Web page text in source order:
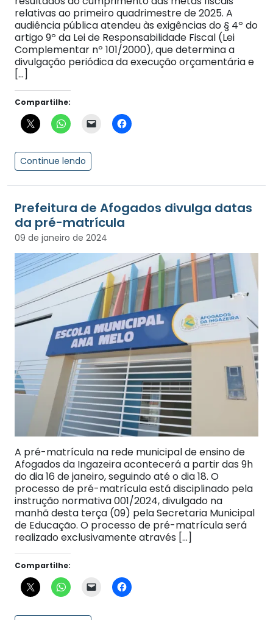
relativas ao primeiro quadrimestre de 2025. A
audiência pública atendeu às exigências do § 4º do
artigo 9º da Lei de Responsabilidade Fiscal (Lei
Complementar nº 101/2000), que determina a
divulgação periódica da execução orçamentária e
[…]
Compartilhe:
Continue lendo
Prefeitura de Afogados divulga datas
da pré-matrícula
09 de janeiro de 2024
A pré-matrícula na rede municipal de ensino de
Afogados da Ingazeira acontecerá a partir das 9h
do dia 16 de janeiro, seguindo até o dia 18. O
processo de pré-matrícula está disciplinado pela
instrução normativa 001/2024, divulgado na
manhã desta terça (09) pela Secretaria Municipal
de Educação. O processo de pré-matrícula será
realizado exclusivamente através […]
Compartilhe: